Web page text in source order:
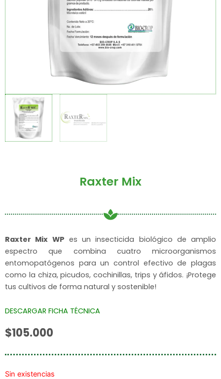
Raxter Mix
Raxter Mix WP es un insecticida biológico de amplio
espectro que combina cuatro microorganismos
entomopatógenos para un control efectivo de plagas
como la chiza, picudos, cochinillas, trips y áfidos. ¡Protege
tus cultivos de forma natural y sostenible!
DESCARGAR FICHA TÉCNICA
$105.000
Sin existencias